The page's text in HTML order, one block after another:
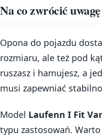
Na co zwrócić
Opona do pojazdu
rozmiaru, ale też pod
ruszasz i hamujesz, a
musi zapewniać
Model Laufenn I Fit
typu zastosowań.